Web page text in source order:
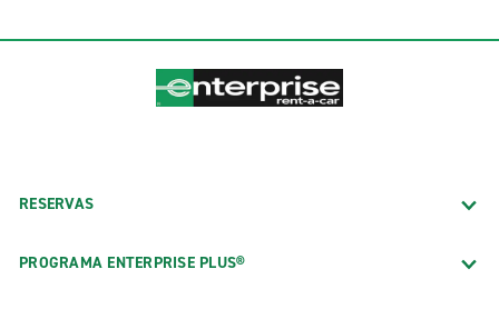
RESERVAS
PROGRAMA ENTERPRISE PLUS®